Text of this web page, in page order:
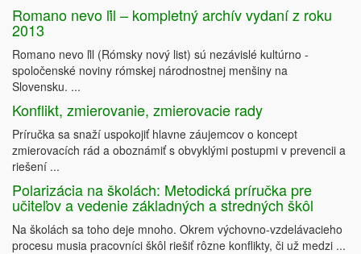
Romano nevo ľil – kompletný archív vydaní z roku
2013
Romano nevo ľil (Rómsky nový list) sú nezávislé kultúrno -
spoločenské noviny rómskej národnostnej menšiny na
Slovensku. ...
Konflikt, zmierovanie, zmierovacie rady
Príručka sa snaží uspokojiť hlavne záujemcov o koncept
zmierovacích rád a oboznámiť s obvyklými postupmi v prevencii a
riešení ...
Polarizácia na školách: Metodická príručka pre
učiteľov a vedenie základných a stredných škôl
Na školách sa toho deje mnoho. Okrem výchovno-vzdelávacieho
procesu musia pracovníci škôl riešiť rôzne konflikty, či už medzi ...